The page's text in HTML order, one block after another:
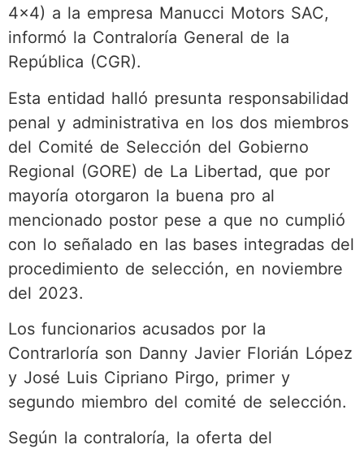
4×4) a la empresa Manucci Motors SAC,
informó la Contraloría General de la
República (CGR).
Esta entidad halló presunta responsabilidad
penal y administrativa en los dos miembros
del Comité de Selección del Gobierno
Regional (GORE) de La Libertad, que por
mayoría otorgaron la buena pro al
mencionado postor pese a que no cumplió
con lo señalado en las bases integradas del
procedimiento de selección, en noviembre
del 2023.
Los funcionarios acusados por la
Contrarloría son Danny Javier Florián López
y José Luis Cipriano Pirgo, primer y
segundo miembro del comité de selección.
Según la contraloría, la oferta del